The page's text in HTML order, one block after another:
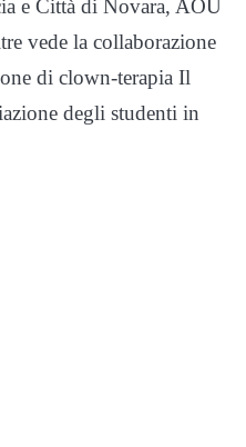
e Città di Novara, AOU
vede la collaborazione
di clown-terapia Il
degli studenti in